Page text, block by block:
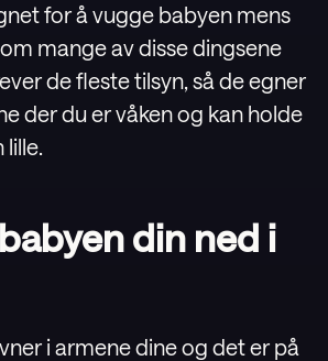
for å vugge babyen mens
mange av disse dingsene
de fleste tilsyn, så de egner
der du er våken og kan holde
lille.
din ned i
i armene dine og det er på